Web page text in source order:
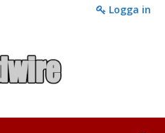
Logga in